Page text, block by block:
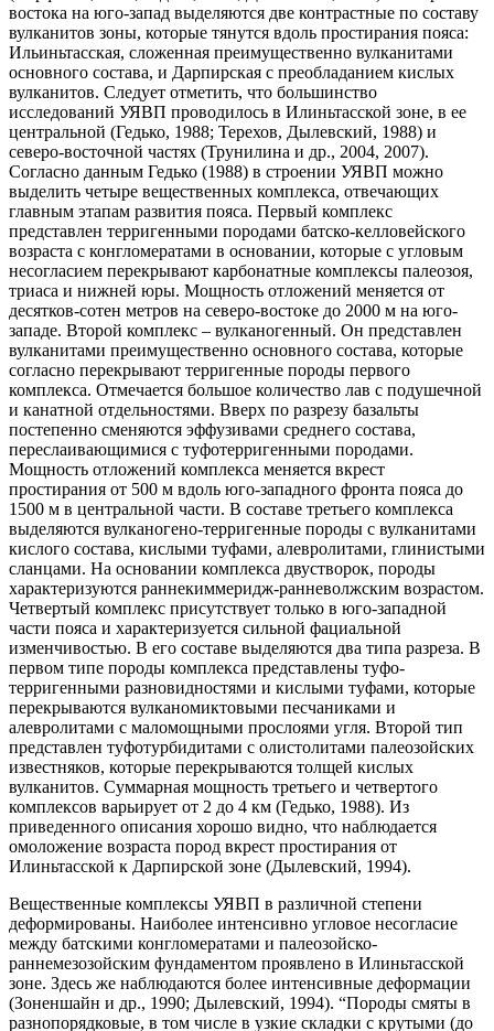
востока на юго-запад выделяются две контрастные по составу
вулканитов зоны, которые тянутся вдоль простирания пояса:
Ильиньтасская, сложенная преимущественно вулканитами
основного состава, и Дарпирская с преобладанием кислых
вулканитов. Следует отметить, что большинство
исследований УЯВП проводилось в Илиньтасской зоне, в ее
центральной (Гедько, 1988; Терехов, Дылевский, 1988) и
северо-восточной частях (Трунилина и др., 2004, 2007).
Согласно данным Гедько (1988) в строении УЯВП можно
выделить четыре вещественных комплекса, отвечающих
главным этапам развития пояса. Первый комплекс
представлен терригенными породами батско-келловейского
возраста с конгломератами в основании, которые с угловым
несогласием перекрывают карбонатные комплексы палеозоя,
триаса и нижней юры. Мощность отложений меняется от
десятков-сотен метров на северо-востоке до 2000 м на юго-
западе. Второй комплекс – вулканогенный. Он представлен
вулканитами преимущественно основного состава, которые
согласно перекрывают терригенные породы первого
комплекса. Отмечается большое количество лав с подушечной
и канатной отдельностями. Вверх по разрезу базальты
постепенно сменяются эффузивами среднего состава,
переслаивающимися с туфотерригенными породами.
Мощность отложений комплекса меняется вкрест
простирания от 500 м вдоль юго-западного фронта пояса до
1500 м в центральной части. В составе третьего комплекса
выделяются вулканогено-терригенные породы с вулканитами
кислого состава, кислыми туфами, алевролитами, глинистыми
сланцами. На основании комплекса двустворок, породы
характеризуются раннекиммеридж-ранневолжским возрастом.
Четвертый комплекс присутствует только в юго-западной
части пояса и характеризуется сильной фациальной
изменчивостью. В его составе выделяются два типа разреза. В
первом типе породы комплекса представлены туфо-
терригенными разновидностями и кислыми туфами, которые
перекрываются вулканомиктовыми песчаниками и
алевролитами с маломощными прослоями угля. Второй тип
представлен туфотурбидитами с олистолитами палеозойских
известняков, которые перекрываются толщей кислых
вулканитов. Суммарная мощность третьего и четвертого
комплексов варьирует от 2 до 4 км (Гедько, 1988). Из
приведенного описания хорошо видно, что наблюдается
омоложение возраста пород вкрест простирания от
Илиньтасской к Дарпирской зоне (Дылевский, 1994).
Вещественные комплексы УЯВП в различной степени
деформированы. Наиболее интенсивно угловое несогласие
между батскими конгломератами и палеозойско-
раннемезозойским фундаментом проявлено в Илиньтасской
зоне. Здесь же наблюдаются более интенсивные деформации
(Зоненшайн и др., 1990; Дылевский, 1994). “Породы смяты в
разнопорядковые, в том числе в узкие складки с крутыми (до